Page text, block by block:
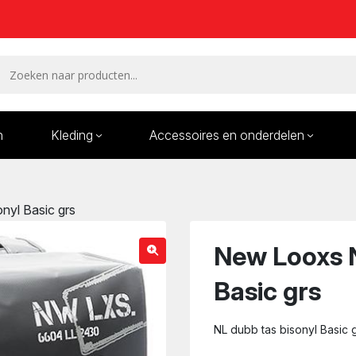
Kleding Accessoires en onderdelen
Basic grs
New Looxs
Basic grs
NL dubb tas bisonyl Basic